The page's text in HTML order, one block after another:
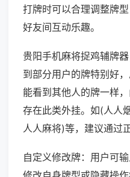
打牌时可以合理调整牌
好友间互动乐趣。
贵阳手机麻将捉鸡辅牌
到部分用户的牌特别好
能看到其他人的牌一样
存在此类外挂。如(人人
人人麻将)等，建议通过
自定义修改牌：用户可